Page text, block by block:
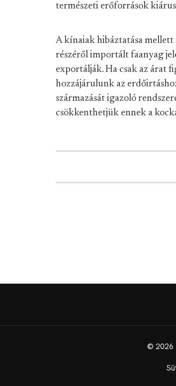
természeti erőforrások
A kínaiak hibáztatása mellett
részéről importált faanyag
exportálják. Ha csak az árat
hozzájárulunk az
származását igazoló
csökkenthetjük ennek a
© 2026